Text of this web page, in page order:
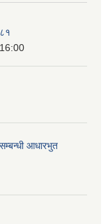
आधारभुत